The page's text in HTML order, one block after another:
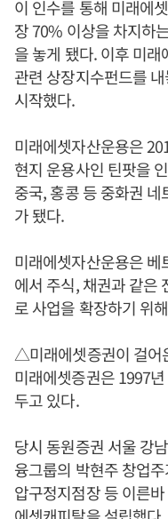
이 인수를 통해 미래에
장 70% 이상을 차지하
을 놓게 됐다. 이후 미
관련 상장지수펀드를
시작했다.
미래에셋자산운용은
현지 운용사인 틴팟을
중국, 홍콩 등 중화권
가 됐다.
미래에셋자산운용은
에서 주식, 채권과 같은
로 사업을 확장하기 위
△미래에셋증권이 걸어
미래에셋증권은 1997
두고 있다.
당시 동원증권 서울 강
융그룹의 박현주 창업
압구정지점장 등 이른